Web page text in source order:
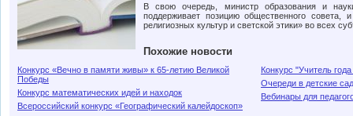
В свою очередь, министр образования и
поддерживает позицию общественного совета,
религиозных культур и светской этики» во всех
Похожие новости
Конкурс «Вечно в памяти живы» к 65-летию Великой
Победы
Конкурс математических идей и находок
Всероссийский конкурс «Географический калейдоскоп»
Конкурс "Учитель
Очереди в детские
Вебинары для